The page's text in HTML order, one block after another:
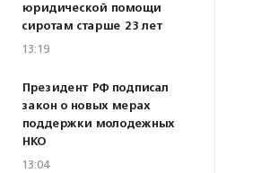
юридической помощи
сиротам старше 23 лет
13:19
Президент РФ подписал
закон о новых мерах
поддержки молодежных
НКО
13:04